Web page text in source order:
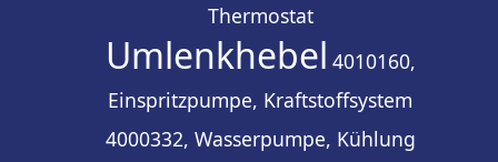
Thermostat
Umlenkhebel 4010160,
Einspritzpumpe, Kraftstoffsystem
4000332, Wasserpumpe, Kühlung